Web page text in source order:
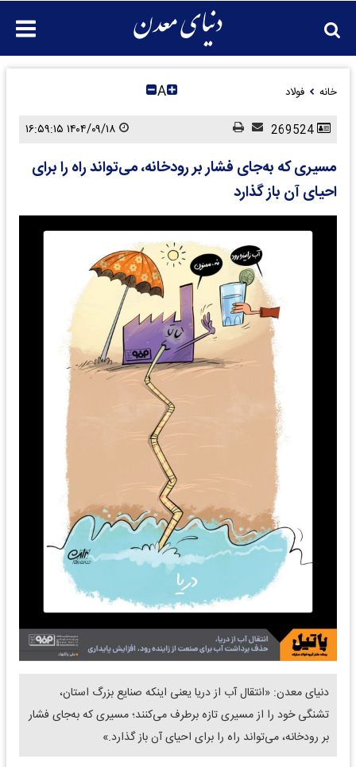
خانه فولاد A
مسیری که به‌جای فشار بر رودخانه، می‌تواند راه را برای
احیای آن باز گذارد
دنیای معدن: «انتقال آب از دریا یعنی اینکه صنایع بزرگ استان،
تشنگی خود را از مسیری تازه برطرف می‌کنند؛ مسیری که به‌جای فشار
بر رودخانه، می‌تواند راه را برای احیای آن باز گذارد.»